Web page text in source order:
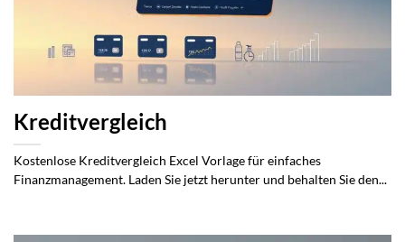
Kreditvergleich
Kostenlose Kreditvergleich Excel Vorlage für einfaches
Finanzmanagement. Laden Sie jetzt herunter und behalten Sie den...